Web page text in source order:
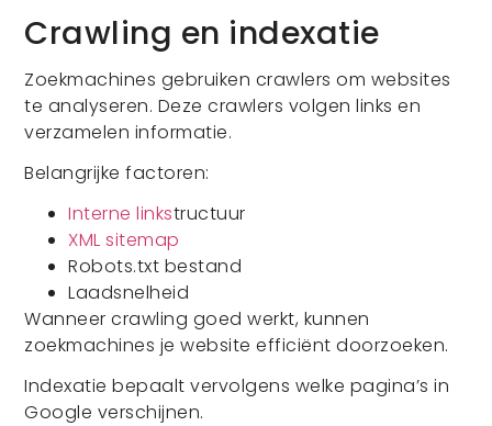
Crawling en indexatie
Zoekmachines gebruiken crawlers om websites
te analyseren. Deze crawlers volgen links en
verzamelen informatie.
Belangrijke factoren:
Interne linkstructuur
XML sitemap
Robots.txt bestand
Laadsnelheid
Wanneer crawling goed werkt, kunnen
zoekmachines je website efficiënt doorzoeken.
Indexatie bepaalt vervolgens welke pagina’s in
Google verschijnen.